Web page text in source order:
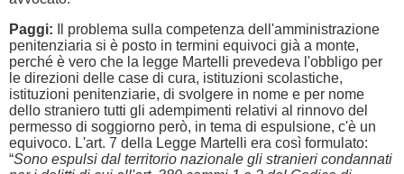
Paggi: Il problema sulla competenza dell'amministrazione
penitenziaria si è posto in termini equivoci già a monte,
perché è vero che la legge Martelli prevedeva l'obbligo per
le direzioni delle case di cura, istituzioni scolastiche,
istituzioni penitenziarie, di svolgere in nome e per nome
dello straniero tutti gli adempimenti relativi al rinnovo del
permesso di soggiorno però, in tema di espulsione, c'è un
equivoco. L'art. 7 della Legge Martelli era così formulato:
“Sono espulsi dal territorio nazionale gli stranieri condannati